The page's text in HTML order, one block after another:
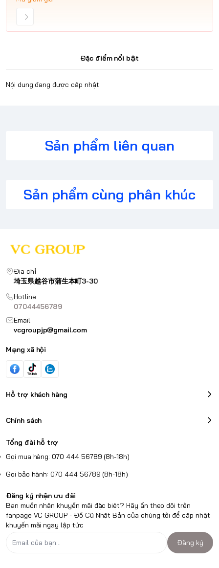
Đặc điểm nổi bật
Nội dung đang được cập nhật
Sản phẩm liên quan
Sản phẩm cùng phân khúc
Địa chỉ
埼玉県越谷市蒲生本町3-30
Hotline
07044456789
Email
vcgroupjp@gmail.com
Mạng xã hội
Hỗ trợ khách hàng
Chính sách
Tổng đài hỗ trợ
Gọi mua hàng: 070 444 56789 (8h-18h)
Gọi bảo hành: 070 444 56789 (8h-18h)
Đăng ký nhận ưu đãi
Bạn muốn nhận khuyến mãi đặc biệt? Hãy ấn theo dõi trên
fanpage VC GROUP - Đồ Cũ Nhật Bản của chúng tôi để cập nhật
khuyến mãi ngay lập tức
Đăng ký